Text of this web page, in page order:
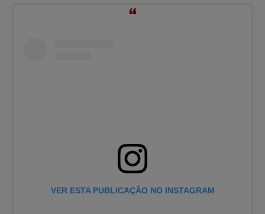
VER ESTA PUBLICAÇÃO NO INSTAGRAM